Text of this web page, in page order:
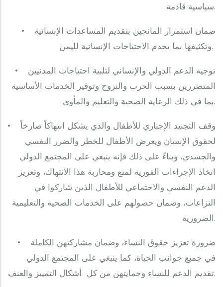
سياسية قادمة.
‎• ضمان استمرار المانحين بتقديم المساعدات الإنسانية
وتكثيفها بما يخدم الاحتياجات الإنسانية لليمن.
• توجيه الدعم الدولي والإنساني لتلبية احتياجات المدنيين
المتضررين بسبب الحرب والنزوح وتوفير الخدمات الأساسية
بما في ذلك الرعاية الصحية والتعليم والمأوى.
‎• وقف التجنيد الإجباري للأطفال والذي يشكل انتهاكاً صارخاً
لحقوق الإنسان ويعرض الأطفال للخطر والضرر النفسي
والجسدي، وبناءً على ذلك فإنه ينبغي على المجتمع الدولي
اتخاذ الإجراءات الفورية لمنع ومحاربة هذا الانتهاك، وتعزيز
الدعم النفسي والاجتماعي للأطفال الذين شاركوا في
النزاعات، وضمان حصولهم على الخدمات الصحية والتعليمية
الضرورية.
‎• ضرورة تعزيز حقوق النساء، وضمان مشاركتهن الكاملة
في جميع جوانب الحياة، كما ينبغي على المجتمع الدولي
تقديم الدعم للنساء وحمايتهن من كل أشكال التمييز والعنف.